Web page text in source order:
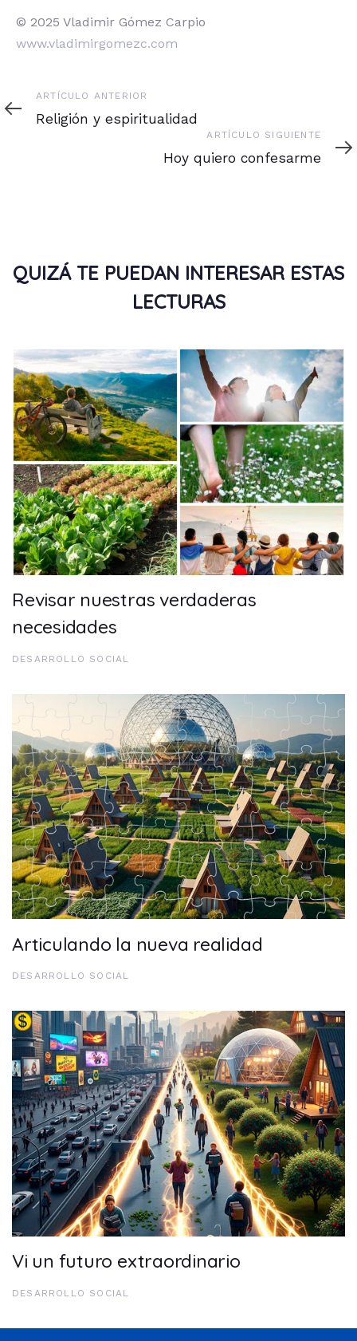
© 2025 Vladimir Gómez Carpio
www.vladimirgomezc.com
Artículo
anterior
ARTÍCULO ANTERIOR
Religión y espiritualidad
Artículo
siguiente
ARTÍCULO SIGUIENTE
Hoy quiero confesarme
QUIZÁ TE PUEDAN INTERESAR ESTAS
LECTURAS
Revisar nuestras verdaderas
necesidades
DESARROLLO SOCIAL
Articulando la nueva realidad
DESARROLLO SOCIAL
Vi un futuro extraordinario
DESARROLLO SOCIAL